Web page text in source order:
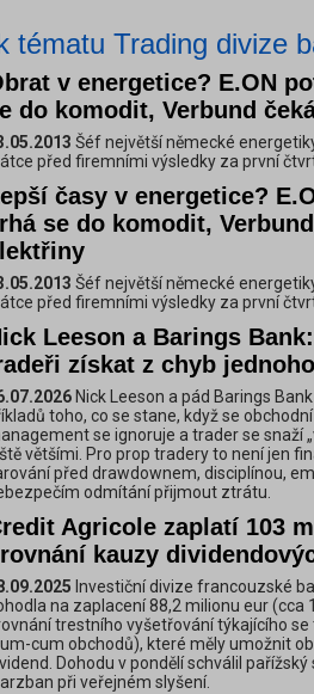
tématu Trading divize
v energetice? E.ON
do komodit, Verbund
Šéf největší německé
před firemními výsledky za první
časy v energetice?
se do komodit,
Šéf největší německé
před firemními výsledky za první
Leeson a Barings
získat z chyb
Nick Leeson a pád Barings
toho, co se stane, když se
se ignoruje a trader se snaží
většími. Pro prop tradery to není jen
před drawdownem, disciplínou,
odmítání přijmout ztrátu.
Agricole zaplatí 103
kauzy
Investiční divize francouzské
na zaplacení 88,2 milionu eur (cca
trestního vyšetřování týkajícího
cum obchodů), které měly umožnit
Dohodu v pondělí schválil
při veřejném slyšení.